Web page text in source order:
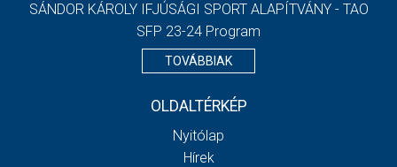
SÁNDOR KÁROLY IFJÚSÁGI SPORT ALAPÍTVÁNY - TAO
SFP 23-24 Program
TOVÁBBIAK
OLDALTÉRKÉP
Nyitólap
Hírek